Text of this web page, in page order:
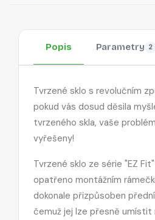
Popis Parametry 2
Tvrzené sklo s revolučním
pokud vás dosud děsila
tvrzeného skla, vaše
vyřešeny!
Tvrzené sklo ze série "EZ
opatřeno montážním
dokonale přizpůsoben
čemuž jej lze přesně umístit